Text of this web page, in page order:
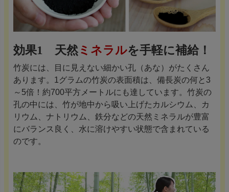
効果1 天然 ミネラルを手軽に補給！
竹炭には、目に見えない細かい孔（あな）がたくさん
あります。1グラムの竹炭の表面積は、備長炭の何と3
～5倍！約700平方メートルにも達しています。竹炭の
孔の中には、竹が地中から吸い上げたカルシウム、カ
リウム、ナトリウム、鉄分などの天然ミネラルが豊富
にバランス良く、水に溶けやすい状態で含まれている
のです。